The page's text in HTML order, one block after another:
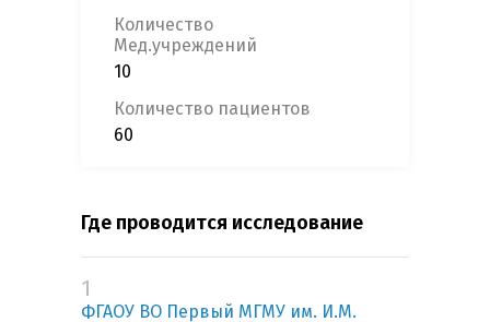
Количество
Мед.учреждений
10
Количество пациентов
60
Где проводится исследование
1
ФГАОУ ВО Первый МГМУ им. И.М.